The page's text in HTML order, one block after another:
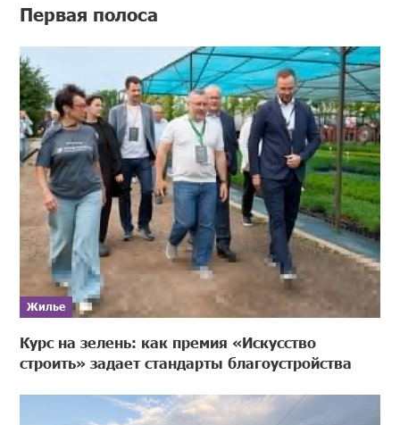
Первая полоса
Жилье
Курс на зелень: как премия «Искусство
строить» задает стандарты благоустройства